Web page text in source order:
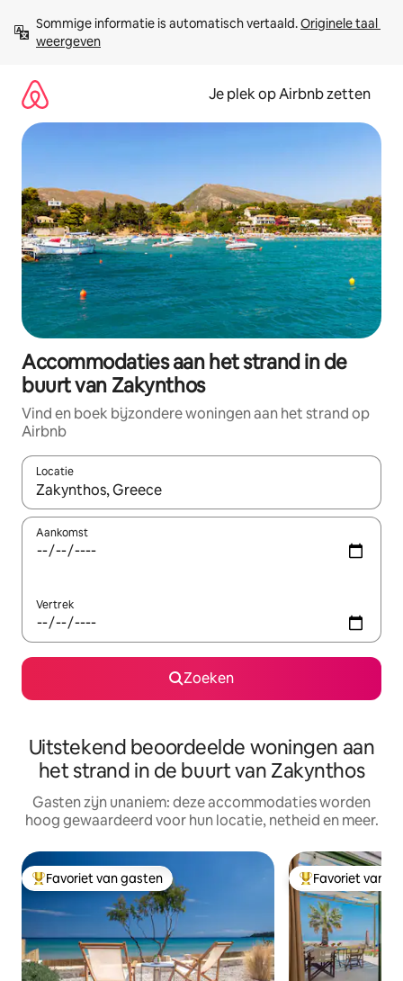
direct
naar
Sommige informatie is automatisch vertaald. Originele taal
weergeven
Je plek op Airbnb zetten
Accommodaties aan het strand in de
buurt van Zakynthos
Vind en boek bijzondere woningen aan het strand op
Airbnb
Locatie
Wanneer er resultaten beschikbaar zijn, maak je een keuze
Aankomst
Vertrek
Zoeken
Uitstekend beoordeelde woningen aan
het strand in de buurt van Zakynthos
Gasten zijn unaniem: deze accommodaties worden
hoog gewaardeerd voor hun locatie, netheid en meer.
Topfavoriet van gasten
Favoriet van gasten Topfavoriet van
Favoriet van